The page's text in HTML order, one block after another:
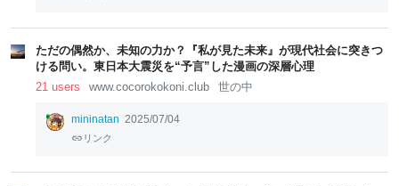
ただの偶然か、未知の力か？『私が見た未来』が現代社会に突きつ
ける問い。東日本大震災を“予言”した漫画の深層心理
21 users
www.cocorokokoni.club 世の中
mininatan 2025/07/04
リンク